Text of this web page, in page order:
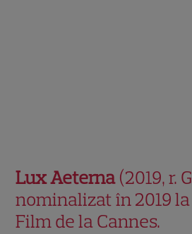
Lux Aeterna(2019, r.
nominalizat în 2019
Film de la Cannes.